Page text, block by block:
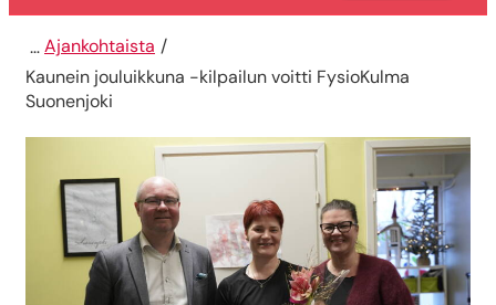
Ajankohtaista
Kaunein jouluikkuna -kilpailun voitti FysioKulma
Suonenjoki